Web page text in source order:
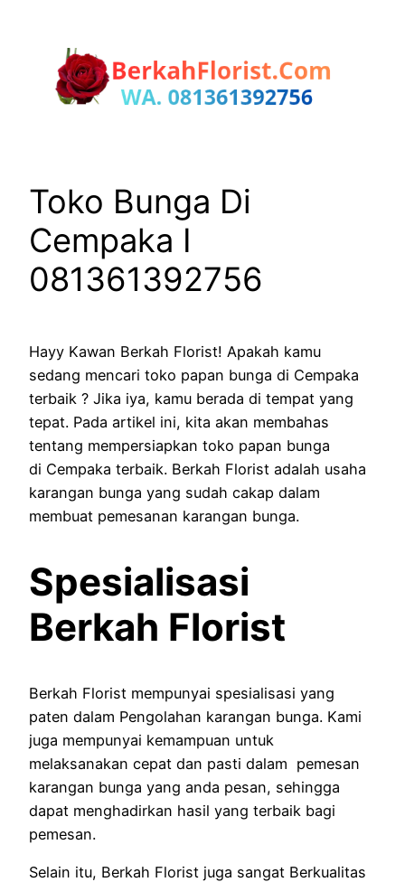
Toko Bunga Di
Cempaka I
081361392756
Hayy Kawan Berkah Florist! Apakah kamu
sedang mencari toko papan bunga di Cempaka
terbaik ? Jika iya, kamu berada di tempat yang
tepat. Pada artikel ini, kita akan membahas
tentang mempersiapkan toko papan bunga
di Cempaka terbaik. Berkah Florist adalah usaha
karangan bunga yang sudah cakap dalam
membuat pemesanan karangan bunga.
Spesialisasi
Berkah Florist
Berkah Florist mempunyai spesialisasi yang
paten dalam Pengolahan karangan bunga. Kami
juga mempunyai kemampuan untuk
melaksanakan cepat dan pasti dalam pemesan
karangan bunga yang anda pesan, sehingga
dapat menghadirkan hasil yang terbaik bagi
pemesan.
Selain itu, Berkah Florist juga sangat Berkualitas